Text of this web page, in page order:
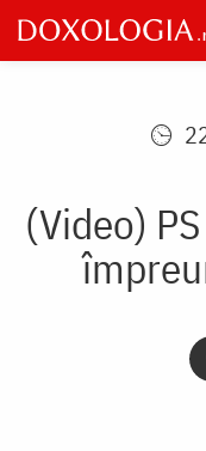
Skip
to
main
(Video)